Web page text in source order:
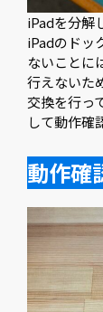
iPadを分解
iPadのドッ
ないことに
行えないた
交換を行っ
して動作確
動作確